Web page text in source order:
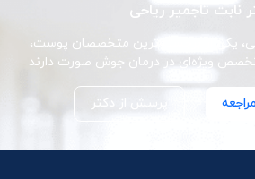
نابت تاجمیر ریاحی
یکی از برجسته‌ترین متخصصان پوست،
تخصص ویژه‌ای در درمان جوش صورت دارند
پرسش از دکتر